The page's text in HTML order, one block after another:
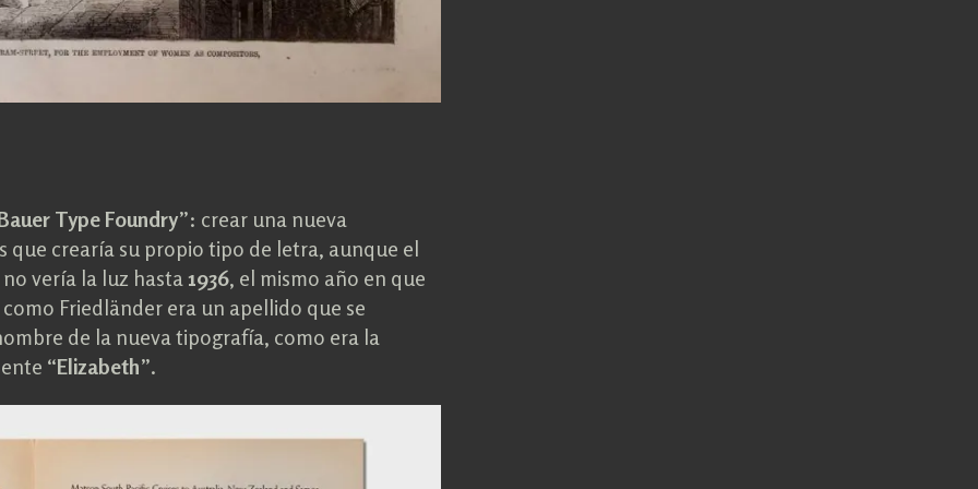
Type Foundry”: crear una nueva
que crearía su propio tipo de letra, aunque el
no vería la luz hasta 1936, el mismo año en que
Friedländer era un apellido que se
de la nueva tipografía, como era la
“Elizabeth”.